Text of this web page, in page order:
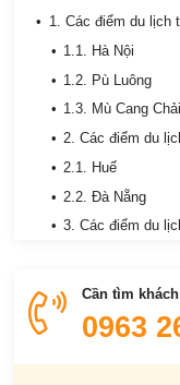
1. Các điểm du lịch
1.1. Hà Nội
1.2. Pù Luông
1.3. Mù Cang Chải
2. Các điểm du
2.1. Huế
2.2. Đà Nẵng
3. Các điểm du
3.2. Đà Lạt
3.3. An Giang
Cần tìm
0963